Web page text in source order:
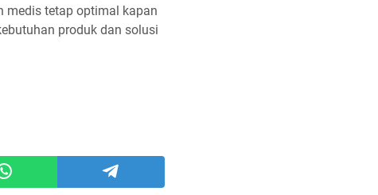
medis tetap optimal kapan
produk dan solusi